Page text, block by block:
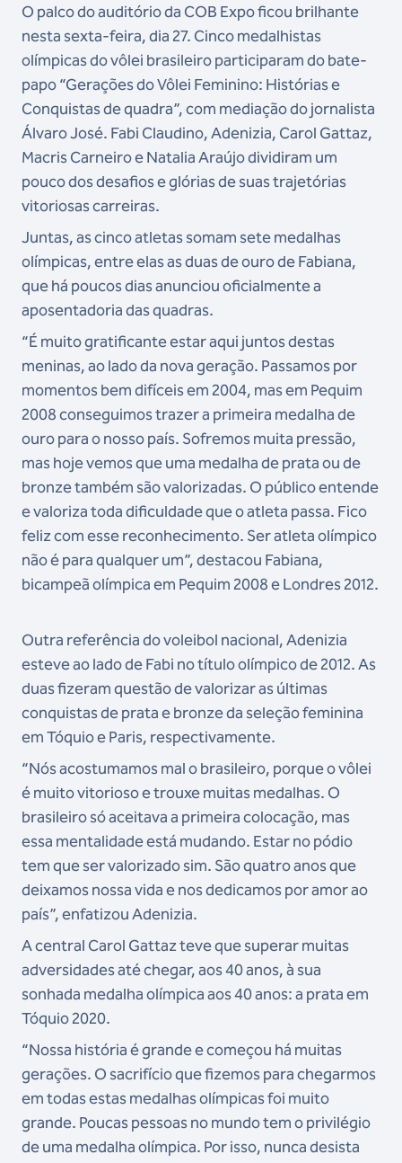
O palco do auditório da COB Expo ficou brilhante
nesta sexta-feira, dia 27. Cinco medalhistas
olímpicas do vôlei brasileiro participaram do bate-
papo “Gerações do Vôlei Feminino: Histórias e
Conquistas de quadra”, com mediação do jornalista
Álvaro José. Fabi Claudino, Adenizia, Carol Gattaz,
Macris Carneiro e Natalia Araújo dividiram um
pouco dos desafios e glórias de suas trajetórias
vitoriosas carreiras.
Juntas, as cinco atletas somam sete medalhas
olímpicas, entre elas as duas de ouro de Fabiana,
que há poucos dias anunciou oficialmente a
aposentadoria das quadras.
“É muito gratificante estar aqui juntos destas
meninas, ao lado da nova geração. Passamos por
momentos bem difíceis em 2004, mas em Pequim
2008 conseguimos trazer a primeira medalha de
ouro para o nosso país. Sofremos muita pressão,
mas hoje vemos que uma medalha de prata ou de
bronze também são valorizadas. O público entende
e valoriza toda dificuldade que o atleta passa. Fico
feliz com esse reconhecimento. Ser atleta olímpico
não é para qualquer um”, destacou Fabiana,
bicampeã olímpica em Pequim 2008 e Londres 2012.
Outra referência do voleibol nacional, Adenizia
esteve ao lado de Fabi no título olímpico de 2012. As
duas fizeram questão de valorizar as últimas
conquistas de prata e bronze da seleção feminina
em Tóquio e Paris, respectivamente.
“Nós acostumamos mal o brasileiro, porque o vôlei
é muito vitorioso e trouxe muitas medalhas. O
brasileiro só aceitava a primeira colocação, mas
essa mentalidade está mudando. Estar no pódio
tem que ser valorizado sim. São quatro anos que
deixamos nossa vida e nos dedicamos por amor ao
país”, enfatizou Adenizia.
A central Carol Gattaz teve que superar muitas
adversidades até chegar, aos 40 anos, à sua
sonhada medalha olímpica aos 40 anos: a prata em
Tóquio 2020.
“Nossa história é grande e começou há muitas
gerações. O sacrifício que fizemos para chegarmos
em todas estas medalhas olímpicas foi muito
grande. Poucas pessoas no mundo tem o privilégio
de uma medalha olímpica. Por isso, nunca desista